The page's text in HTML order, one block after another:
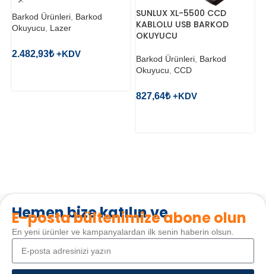
Barkod Ürünleri Barkod
Okuyucu
Lazer
2.482,93₺
SUNLUX XL-5500 CCD
KABLOLU USB BARKOD
OKUYUCU
Barkod Ürünleri, Barkod
Okuyucu, CCD
827,64₺
Hemen bize katılın ve
E-posta bültenimize abone olun
En yeni ürünler ve kampanyalardan ilk senin haberin olsun.